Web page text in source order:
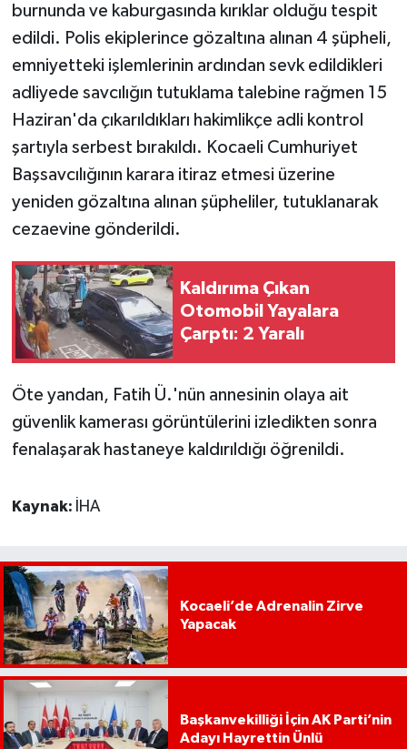
burnunda ve kaburgasında kırıklar olduğu tespit
edildi. Polis ekiplerince gözaltına alınan 4 şüpheli,
emniyetteki işlemlerinin ardından sevk edildikleri
adliyede savcılığın tutuklama talebine rağmen 15
Haziran'da çıkarıldıkları hakimlikçe adli kontrol
şartıyla serbest bırakıldı. Kocaeli Cumhuriyet
Başsavcılığının karara itiraz etmesi üzerine
yeniden gözaltına alınan şüpheliler, tutuklanarak
cezaevine gönderildi.
Kaldırıma Çıkan
Otomobil Yayalara
Çarptı: 2 Yaralı
Öte yandan, Fatih Ü.'nün annesinin olaya ait
güvenlik kamerası görüntülerini izledikten sonra
fenalaşarak hastaneye kaldırıldığı öğrenildi.
Kaynak: İHA
Kocaeli’de Adrenalin Zirve
Yapacak
Başkanvekilliği İçin AK Parti’nin
Adayı Hayrettin Ünlü